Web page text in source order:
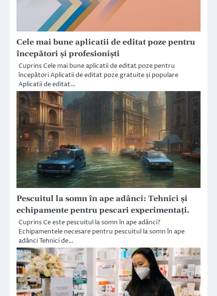
Cele mai bune aplicatii de editat poze pentru
începători și profesioniști
Cuprins Cele mai bune aplicatii de editat poze pentru
începători Aplicatii de editat poze gratuite și populare
Aplicatii de editat…
Pescuitul la somn în ape adânci: Tehnici și
echipamente pentru pescari experimentați.
Cuprins Ce este pescuitul la somn în ape adânci?
Echipamentele necesare pentru pescuitul la somn în ape
adânci Tehnici de…